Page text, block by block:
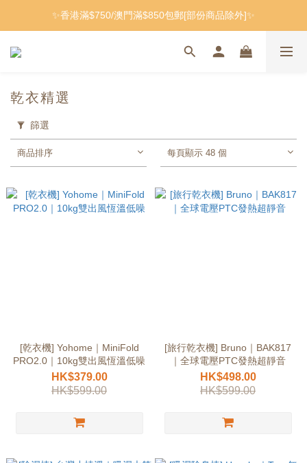
✨香港滿$750/澳門滿$850包郵[部份商品除外]✨
乾衣精選
篩選
商品排序 每頁顯示 48 個
[乾衣機] Yohome｜MiniFold
PRO2.0｜10kg雙出風恆溫低噪
HK$379.00
HK$599.00
[旅行乾衣機] Bruno｜BAK817
｜全球電壓PTC發熱超靜音
HK$498.00
HK$599.00